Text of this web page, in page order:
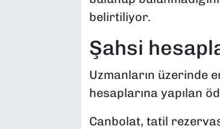
belirtiliyor.
Şahsi
Uzmanların üzerinde
hesaplarına yapılan
Canbolat, tatil